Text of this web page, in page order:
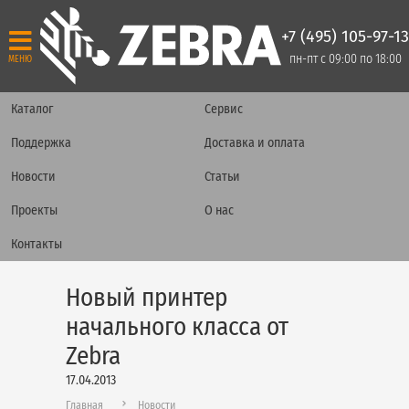
МЕНЮ
+7 (495) 105-97-13
пн-пт с 09:00 по 18:00
Каталог Сервис
Поддержка Доставка и оплата
Новости Статьи
Проекты О нас
Контакты
Новый принтер
начального класса от
Zebra
17.04.2013
Главная Новости